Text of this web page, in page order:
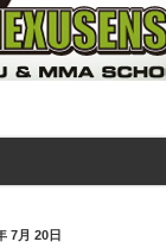
7月 20日